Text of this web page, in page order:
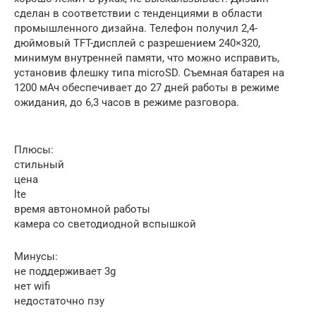
сделан в соответствии с тенденциями в области
промышленного дизайна. Телефон получил 2,4-
дюймовый TFT-дисплей с разрешением 240×320,
минимум внутренней памяти, что можно исправить,
установив флешку типа microSD. Съемная батарея на
1200 мАч обеспечивает до 27 дней работы в режиме
ожидания, до 6,3 часов в режиме разговора.
Плюсы:
стильный
цена
lte
время автономной работы
камера со светодиодной вспышкой
Минусы:
не поддерживает 3g
нет wifi
недостаточно пзу